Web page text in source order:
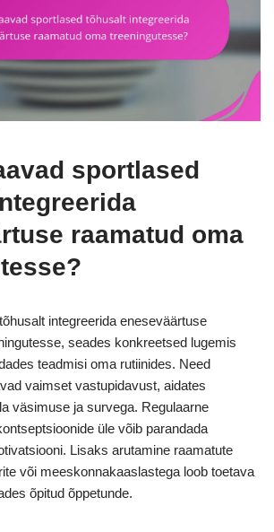
sportlased
raamatud oma
integreerida eneseväärtuse
seades konkreetsed lugemis
teadmisi oma rutiinides. Need
vaimset vastupidavust, aidates
väsimuse ja survega. Regulaarne
üle võib parandada
Lisaks arutamine raamatute
või meeskonnakaaslastega loob toetava
õpitud õppetunde.